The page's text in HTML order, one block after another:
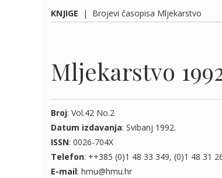
KNJIGE | Brojevi časopisa Mljekarstvo
Mljekarstvo
Broj: Vol.42 No.2
Datum izdavanja: Svibanj 1992.
ISSN: 0026-704X
Telefon: ++385 (0)1 48 33 349, (0)1 48 31
E-mail: hmu@hmu.hr